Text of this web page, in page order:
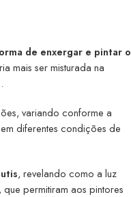
de enxergar e pintar o
mais ser misturada na
variando conforme a
diferentes condições de
, revelando como a luz
permitiram aos pintores